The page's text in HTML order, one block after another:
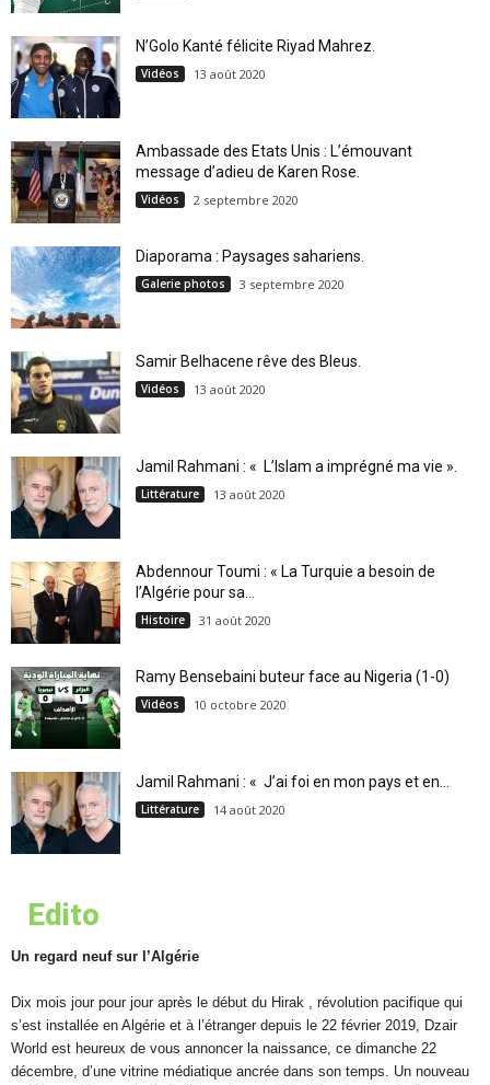
N’Golo Kanté félicite Riyad Mahrez.
Vidéos 13 août 2020
Ambassade des Etats Unis : L’émouvant
message d’adieu de Karen Rose.
Vidéos 2 septembre 2020
Diaporama : Paysages sahariens.
Galerie photos 3 septembre 2020
Samir Belhacene rêve des Bleus.
Vidéos 13 août 2020
Jamil Rahmani : « L’Islam a imprégné ma vie ».
Littérature 13 août 2020
Abdennour Toumi : « La Turquie a besoin de
l’Algérie pour sa...
Histoire 31 août 2020
Ramy Bensebaini buteur face au Nigeria (1-0)
Vidéos 10 octobre 2020
Jamil Rahmani : « J’ai foi en mon pays et en...
Littérature 14 août 2020
Edito
Un regard neuf sur l’Algérie
Dix mois jour pour jour après le début du Hirak , révolution pacifique qui
s’est installée en Algérie et à l’étranger depuis le 22 février 2019, Dzair
World est heureux de vous annoncer la naissance, ce dimanche 22
décembre, d’une vitrine médiatique ancrée dans son temps. Un nouveau